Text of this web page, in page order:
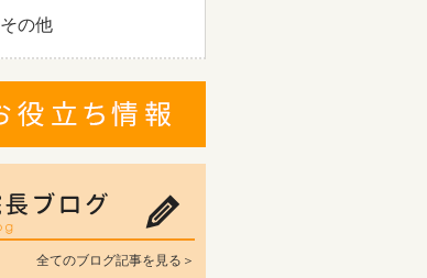
その他
全てのブログ記事を見る＞